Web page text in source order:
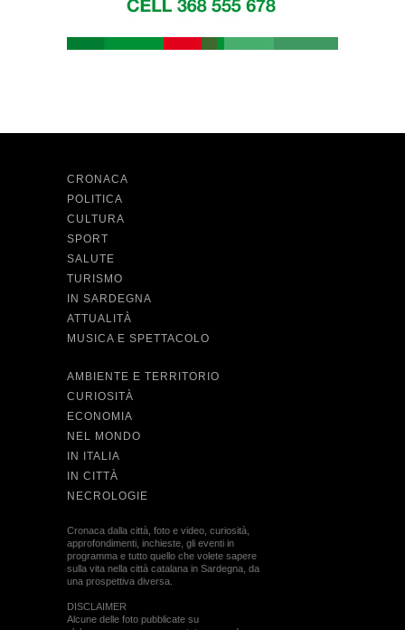
CRONACA
POLITICA
CULTURA
SPORT
SALUTE
TURISMO
IN SARDEGNA
ATTUALITÀ
MUSICA E SPETTACOLO
AMBIENTE E TERRITORIO
CURIOSITÀ
ECONOMIA
NEL MONDO
IN ITALIA
IN CITTÀ
NECROLOGIE
Cronaca dalla città, foto e video, curiosità,
approfondimenti, inchieste, gli eventi in
programma e tutto quello che volete sapere
sulla vita nella città catalana in Sardegna, da
una prospettiva diversa.
DISCLAIMER
Alcune delle foto pubblicate su